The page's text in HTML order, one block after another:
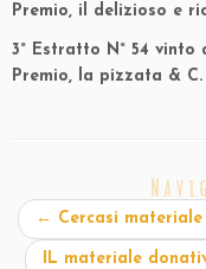
Premio, il delizioso e
3° Estratto N° 54 vinto
Premio, la pizzata & C.
← Cercasi
IL materiale